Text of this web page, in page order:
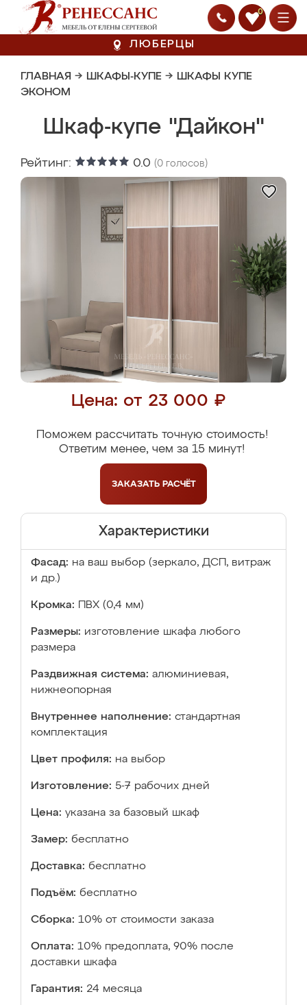
0
ЛЮБЕРЦЫ
ГЛАВНАЯ → ШКАФЫ-КУПЕ → ШКАФЫ КУПЕ
ЭКОНОМ
Шкаф-купе "Дайкон"
Рейтинг: 0.0 (0 голосов)
Цена: от 23 000 ₽
Поможем рассчитать точную стоимость!
Ответим менее, чем за 15 минут!
ЗАКАЗАТЬ РАСЧЁТ
Характеристики
Фасад: на ваш выбор (зеркало, ДСП, витраж
и др.)
Кромка: ПВХ (0,4 мм)
Размеры: изготовление шкафа любого
размера
Раздвижная система: алюминиевая,
нижнеопорная
Внутреннее наполнение: стандартная
комплектация
Цвет профиля: на выбор
Изготовление: 5-7 рабочих дней
Цена: указана за базовый шкаф
Замер: бесплатно
Доставка: бесплатно
Подъём: бесплатно
Сборка: 10% от стоимости заказа
Оплата: 10% предоплата, 90% после
доставки шкафа
Гарантия: 24 месяца